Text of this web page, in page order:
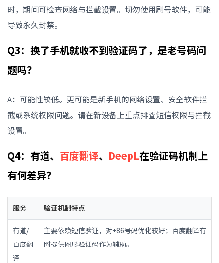
时，期间可检查网络与拦截设置。切勿使用刷号软件，可能
导致永久封禁。
Q3：换了手机就收不到验证码了，是老号码问
题吗？
A：可能性较低。更可能是新手机的网络设置、安全软件拦
截或系统权限问题。请在新设备上重点排查短信权限与拦截
设置。
Q4：有道、 百度翻译、 DeepL在验证码机制上
有何差异？
服务 验证机制特点
有道/
百度翻
译
主要依赖短信验证，对+86号码优化较好；百度翻译有
时提供图形验证码作为辅助。